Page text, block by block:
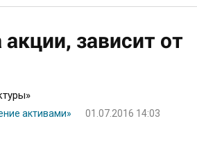
зависит от
активами» 01.07.2016 14:03